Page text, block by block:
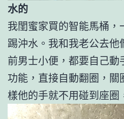
水的
我閨蜜家買的智能馬桶
踢沖水。我和我老公去
前男士小便，都要自己
功能，直接自動翻圈，關
樣他的手就不用碰到座圈